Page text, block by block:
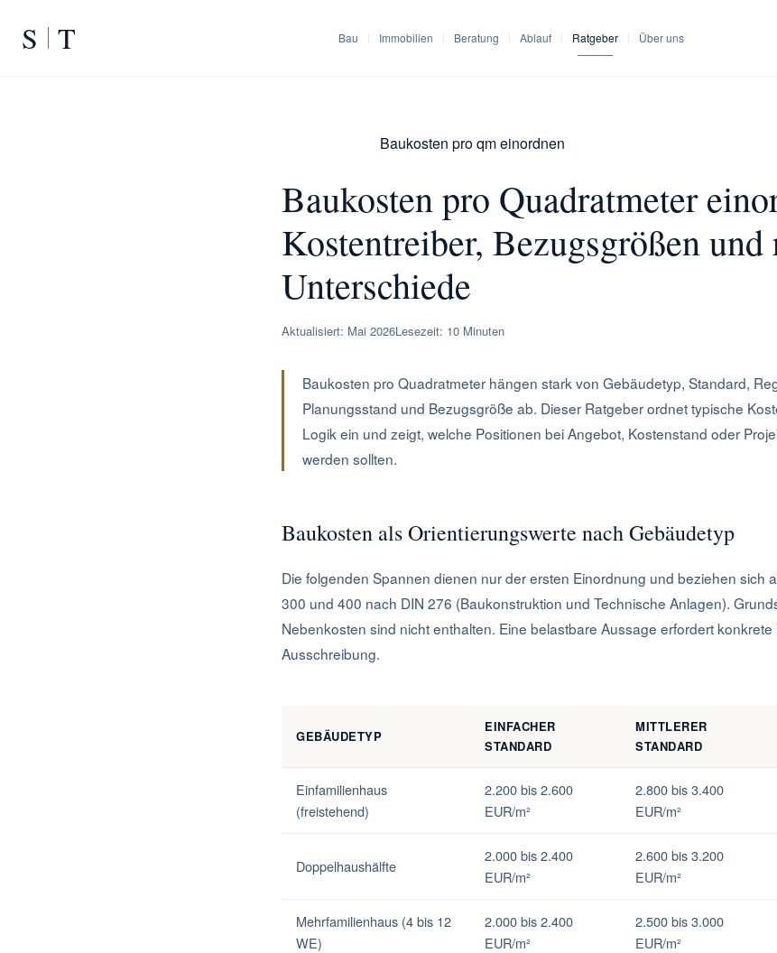
S T Bau Immobilien Beratung Ablauf Ratgeber Über uns
Baukosten pro qm einordnen
Baukosten pro Quadratmeter
Kostentreiber, Bezugsgrößen und
Unterschiede
Aktualisiert: Mai 2026Lesezeit: 10 Minuten
Baukosten pro Quadratmeter hängen stark von Gebäudetyp, Standard,
Planungsstand und Bezugsgröße ab. Dieser Ratgeber ordnet typische
Logik ein und zeigt, welche Positionen bei Angebot, Kostenstand oder
werden sollten.
Baukosten als Orientierungswerte nach Gebäudetyp
Die folgenden Spannen dienen nur der ersten Einordnung und beziehen sich
300 und 400 nach DIN 276 (Baukonstruktion und Technische Anlagen).
Nebenkosten sind nicht enthalten. Eine belastbare Aussage erfordert
Ausschreibung.
GEBÄUDETYP
EINFACHER
STANDARD
MITTLERER
STANDARD
Einfamilienhaus
(freistehend)
2.200 bis 2.600
EUR/m²
2.800 bis 3.400
EUR/m²
Doppelhaushälfte
2.000 bis 2.400
EUR/m²
2.600 bis 3.200
EUR/m²
Mehrfamilienhaus (4 bis 12
WE)
2.000 bis 2.400
EUR/m²
2.500 bis 3.000
EUR/m²